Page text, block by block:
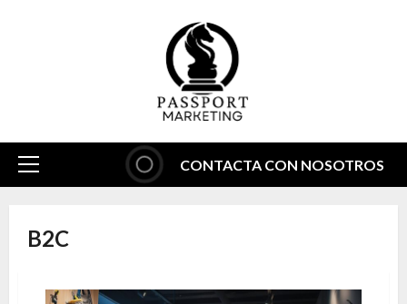
Menú
CONTACTA CON NOSOTROS
B2C